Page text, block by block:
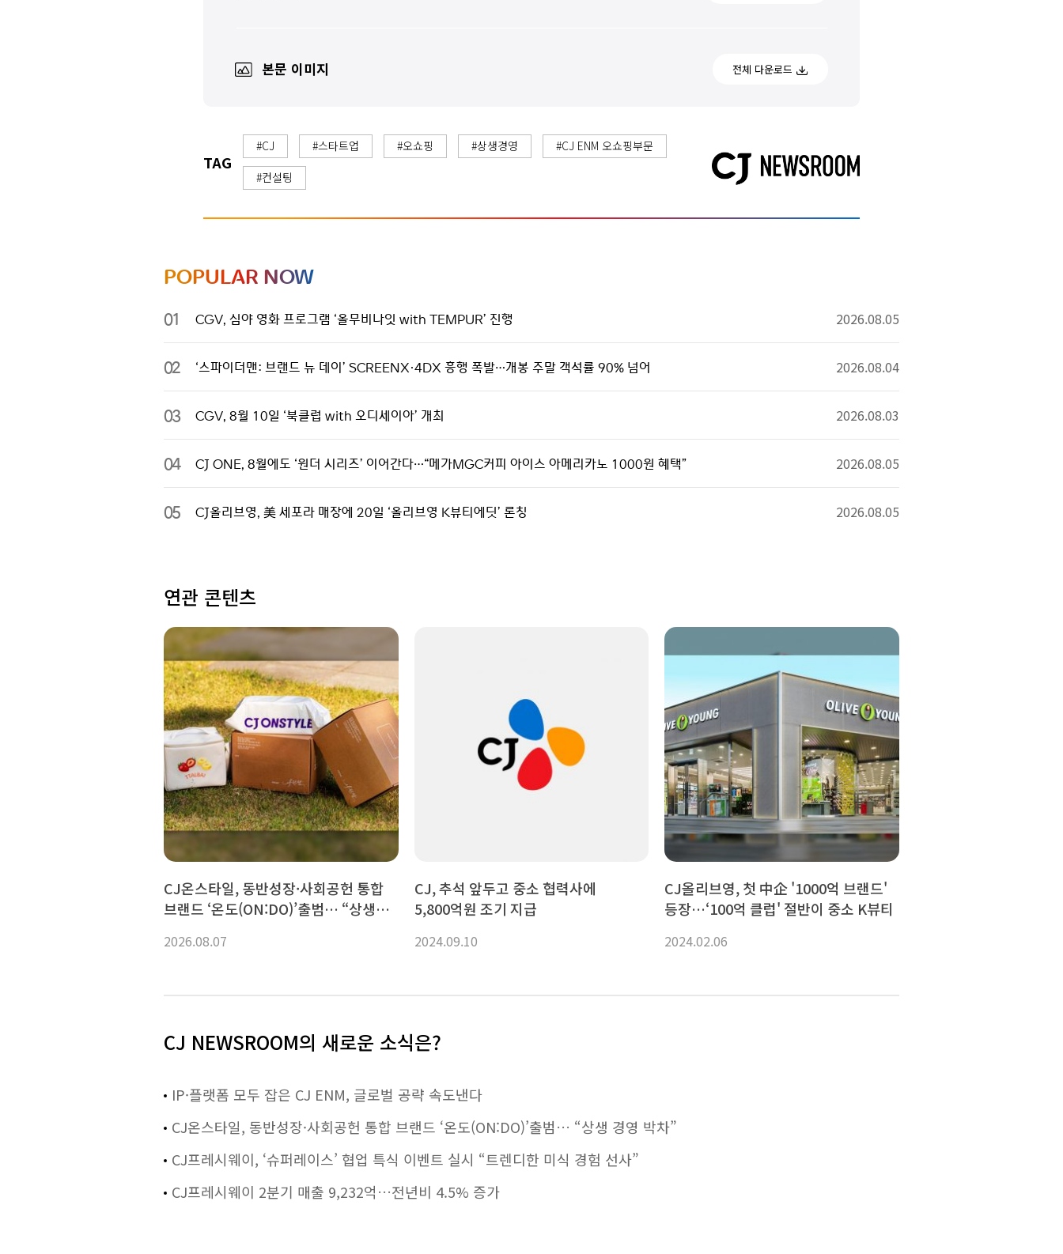
본문 이미지 전체 다운로드
TAG
#CJ #스타트업 #오쇼핑 #상생경영
#CJ ENM 오쇼핑부문
#컨설팅
POPULAR NOW
01 CGV, 심야 영화 프로그램 ‘올무비나잇 with TEMPUR’ 진행 2026.08.05
02 ‘스파이더맨: 브랜드 뉴 데이’ SCREENX·4DX 흥행 폭발…개봉 주말 객석률 90% 넘어 2026.08.04
03 CGV, 8월 10일 ‘북클럽 with 오디세이아’ 개최 2026.08.03
04 CJ ONE, 8월에도 ‘원더 시리즈’ 이어간다…“메가MGC커피 아이스 아메리카노 1000원 혜택” 2026.08.05
05 CJ올리브영, 美 세포라 매장에 20일 ‘올리브영 K뷰티에딧’ 론칭 2026.08.05
연관 콘텐츠
CJ온스타일, 동반성장·사회공헌 통합
브랜드 ‘온도(ON:DO)’출범… “상생
2026.08.07
CJ, 추석 앞두고 중소 협력사에
5,800억원 조기 지급
2024.09.10
CJ올리브영, 첫 中企 '1000억 브랜드'
등장…‘100억 클럽' 절반이 중소 K뷰티
2024.02.06
CJ NEWSROOM의 새로운 소식은?
IP·플랫폼 모두 잡은 CJ ENM, 글로벌 공략 속도낸다
CJ온스타일, 동반성장·사회공헌 통합 브랜드 ‘온도(ON:DO)’출범… “상생 경영 박차”
CJ프레시웨이, ‘슈퍼레이스’ 협업 특식 이벤트 실시 “트렌디한 미식 경험 선사”
CJ프레시웨이 2분기 매출 9,232억…전년비 4.5% 증가